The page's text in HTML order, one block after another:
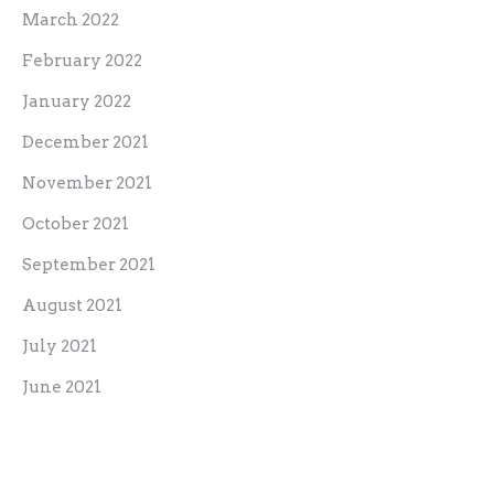
March 2022
February 2022
January 2022
December 2021
November 2021
October 2021
September 2021
August 2021
July 2021
June 2021